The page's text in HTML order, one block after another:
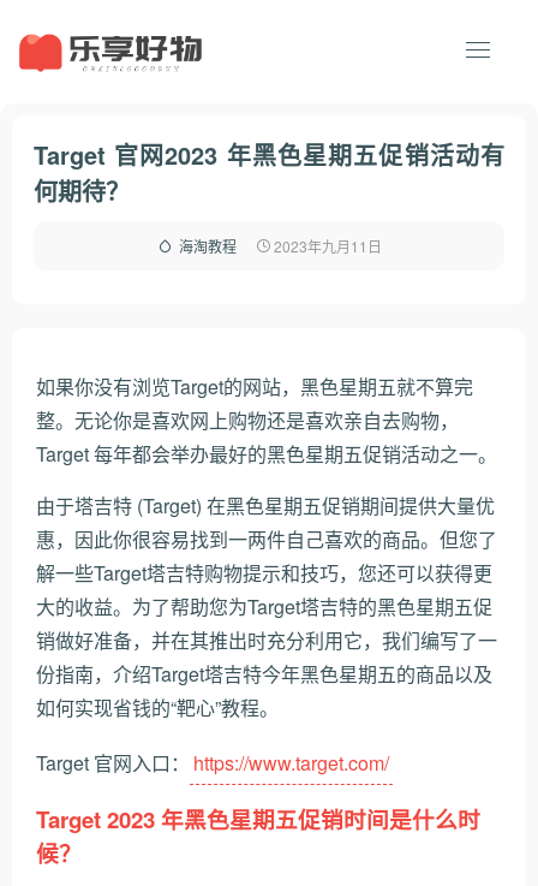
Target 官网2023 年黑色星期五促销活动有
何期待？
海淘教程 2023年九月11日
如果你没有浏览Target的网站， 黑色星期五就不算完
整。无论你是喜欢网上购物还是喜欢亲自去购物，
Target 每年都会举办最好的黑色星期五促销活动之一。
由于塔吉特 (Target) 在黑色星期五促销期间提供大量优
惠，因此你很容易找到一两件自己喜欢的商品。但您了
解一些Target塔吉特购物提示和技巧，您还可以获得更
大的收益。为了帮助您为Target塔吉特的黑色星期五促
销做好准备，并在其推出时充分利用它，我们编写了一
份指南，介绍Target塔吉特今年黑色星期五的商品以及
如何实现省钱的“靶心”教程。
Target 官网入口：
https://www.target.com/
Target 2023 年黑色星期五促销时间是什么时
候？